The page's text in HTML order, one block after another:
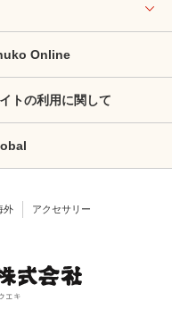
Online
トの利用に関して
外 アクセサリー